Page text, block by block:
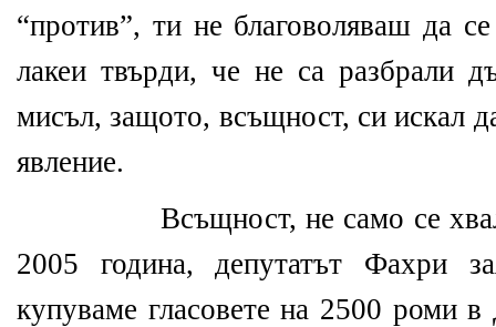
“против”, ти не благоволяваш да
лакеи твърди, че не са разбрали
мисъл, защото, всъщност, си искал
явление.
Всъщност, не само се
2005 година, депутатът Фахри
купуваме гласовете на 2500 роми